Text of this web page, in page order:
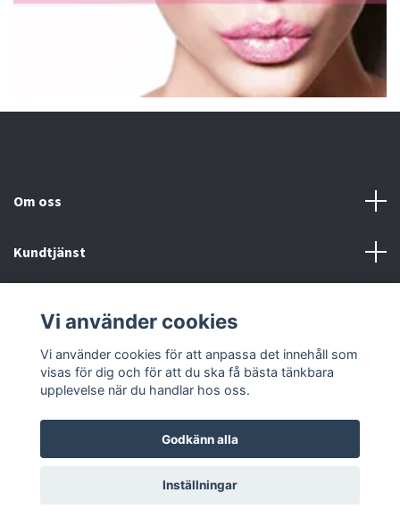
Om oss
Kundtjänst
Sociala medier
© 2026 Onstyle
Vi använder cookies
Vi använder cookies för att anpassa det innehåll som
visas för dig och för att du ska få bästa tänkbara
upplevelse när du handlar hos oss.
Godkänn alla
Inställningar